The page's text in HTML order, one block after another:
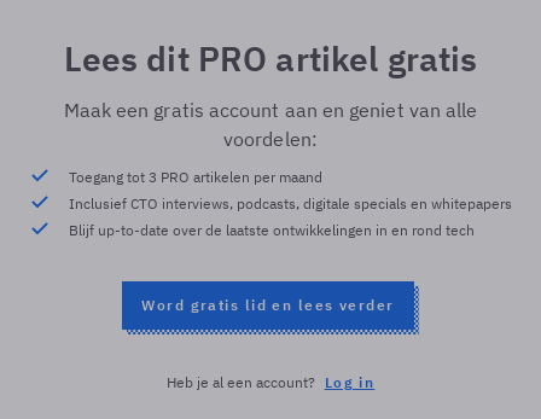
Lees dit PRO artikel gratis
Maak een gratis account aan en geniet van alle
voordelen:
Toegang tot 3 PRO artikelen per maand
Inclusief CTO interviews, podcasts, digitale specials en whitepapers
Blijf up-to-date over de laatste ontwikkelingen in en rond tech
Word gratis lid en lees verder
Heb je al een account? Log in